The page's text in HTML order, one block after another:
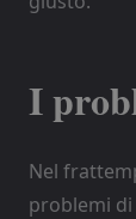
I
Nel
problemi